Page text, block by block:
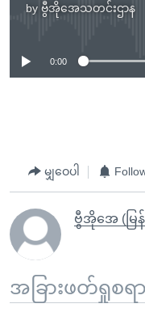
by ဗွီအိုအေသတင်းဌာန
No
0:00
မျှဝေပါ
ဗွီအိုအေ (မြန်
အခြားဖတ်ရှုစရာ